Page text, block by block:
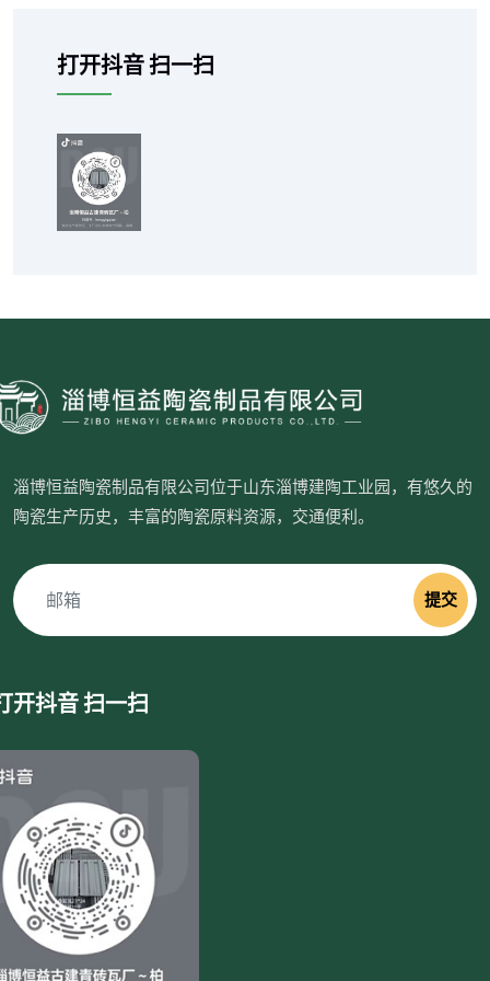
打开抖音 扫一扫
淄博恒益陶瓷制品有限公司位于山东淄博建陶工业园，有悠久的
陶瓷生产历史，丰富的陶瓷原料资源，交通便利。
提交
开抖音 扫一扫